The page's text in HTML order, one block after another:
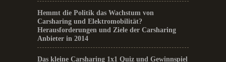
Hemmt die Politik das Wachstum von
Carsharing und Elektromobilität?
Herausforderungen und Ziele der Carsharing
Anbieter in 2014
Das kleine Carsharing 1x1 Quiz und Gewinnspiel